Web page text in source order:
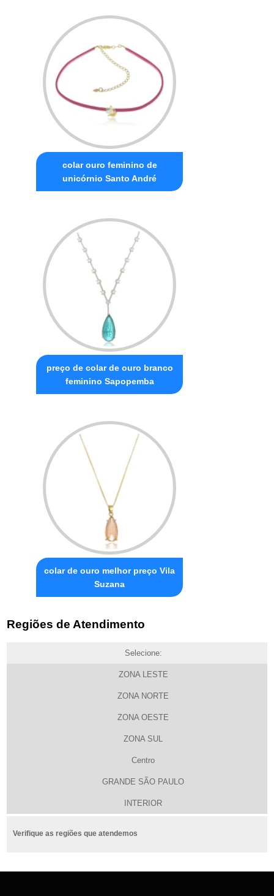
colar ouro feminino de
unicórnio Santo André
preço de colar de ouro branco
feminino Sapopemba
colar de ouro melhor preço Vila
Suzana
Regiões de Atendimento
Selecione:
ZONA LESTE
ZONA NORTE
ZONA OESTE
ZONA SUL
Centro
GRANDE SÃO PAULO
INTERIOR
Verifique as regiões que atendemos